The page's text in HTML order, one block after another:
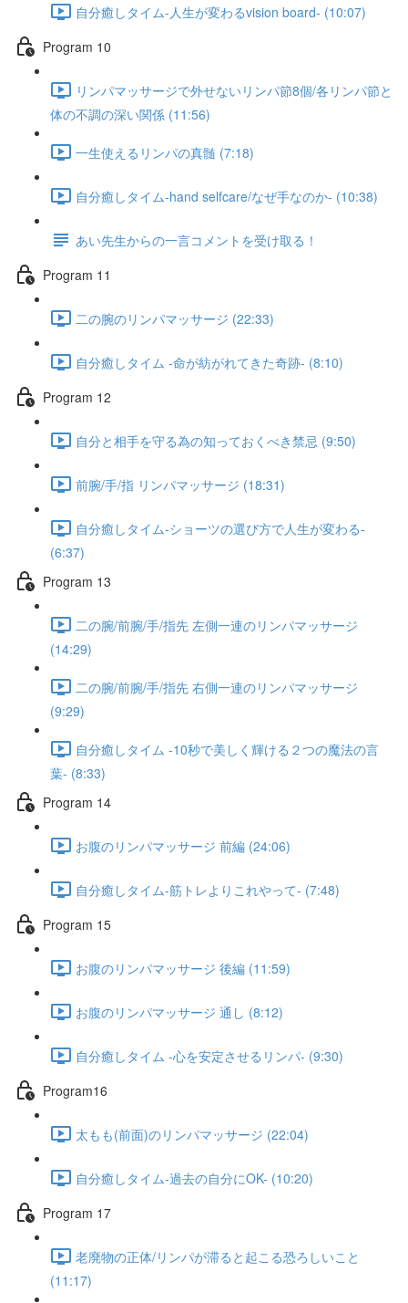
自分癒しタイム-人生が変わるvision board- (10:07)
Program 10
リンパマッサージで外せないリンパ節8個/各リンパ節と
体の不調の深い関係 (11:56)
一生使えるリンパの真髄 (7:18)
自分癒しタイム-hand selfcare/なぜ手なのか- (10:38)
あい先生からの一言コメントを受け取る！
Program 11
二の腕のリンパマッサージ (22:33)
自分癒しタイム -命が紡がれてきた奇跡- (8:10)
Program 12
自分と相手を守る為の知っておくべき禁忌 (9:50)
前腕/手/指 リンパマッサージ (18:31)
自分癒しタイム-ショーツの選び方で人生が変わる-
(6:37)
Program 13
二の腕/前腕/手/指先 左側一連のリンパマッサージ
(14:29)
二の腕/前腕/手/指先 右側一連のリンパマッサージ
(9:29)
自分癒しタイム -10秒で美しく輝ける２つの魔法の言
葉- (8:33)
Program 14
お腹のリンパマッサージ 前編 (24:06)
自分癒しタイム-筋トレよりこれやって- (7:48)
Program 15
お腹のリンパマッサージ 後編 (11:59)
お腹のリンパマッサージ 通し (8:12)
自分癒しタイム -心を安定させるリンパ- (9:30)
Program16
太もも(前面)のリンパマッサージ (22:04)
自分癒しタイム-過去の自分にOK- (10:20)
Program 17
老廃物の正体/リンパが滞ると起こる恐ろしいこと
(11:17)